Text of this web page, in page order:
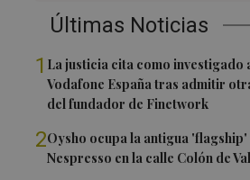
Últimas Noticias
1 La justicia cita como investigado
Vodafone España tras admitir
del fundador de Finetwork
2Oysho ocupa la antigua 'flagship'
Nespresso en la calle Colón de